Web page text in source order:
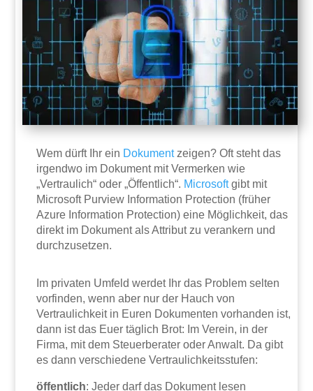
Wem dürft Ihr ein Dokumentzeigen? Oft steht das
irgendwo im Dokument mit Vermerken wie
„Vertraulich“ oder „Öffentlich“. Microsoftgibt mit
Microsoft Purview Information Protection (früher
Azure Information Protection) eine Möglichkeit, das
direkt im Dokument als Attribut zu verankern und
durchzusetzen.
Im privaten Umfeld werdet Ihr das Problem selten
vorfinden, wenn aber nur der Hauch von
Vertraulichkeit in Euren Dokumenten vorhanden ist,
dann ist das Euer täglich Brot: Im Verein, in der
Firma, mit dem Steuerberater oder Anwalt. Da gibt
es dann verschiedene Vertraulichkeitsstufen:
öffentlich: Jeder darf das Dokument lesen